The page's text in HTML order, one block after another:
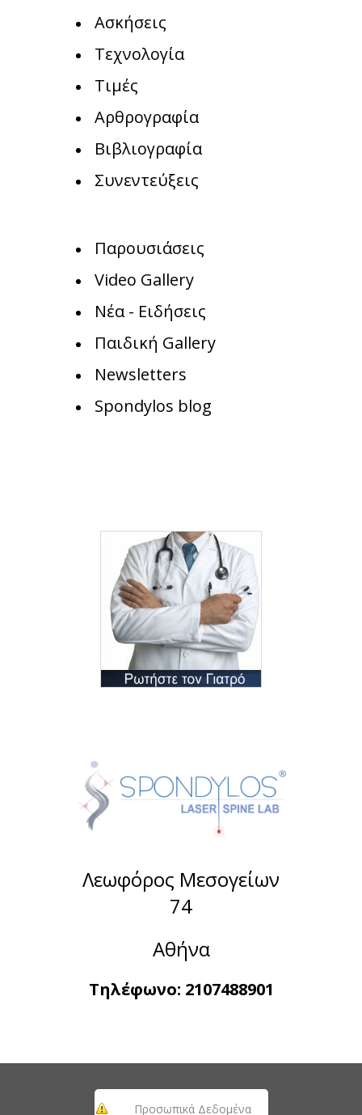
Ασκήσεις
Τεχνολογία
Τιμές
Αρθρογραφία
Βιβλιογραφία
Συνεντεύξεις
Παρουσιάσεις
Video Gallery
Νέα - Ειδήσεις
Παιδική Gallery
Newsletters
Spondylos blog
Λεωφόρος Μεσογείων
74
Αθήνα
Τηλέφωνο: 2107488901
Προσωπικά Δεδομένα